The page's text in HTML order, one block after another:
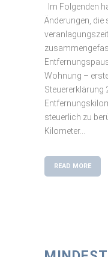
Im Folgenden
Änderungen,
Wohnung –
Steuererklärung
steuerlich zu
Kilometer...
READ MORE